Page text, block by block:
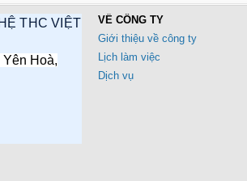
THC VIỆT
Hoà,
VỀ CÔNG TY
Giới thiệu về công ty
Lịch làm việc
Dịch vụ